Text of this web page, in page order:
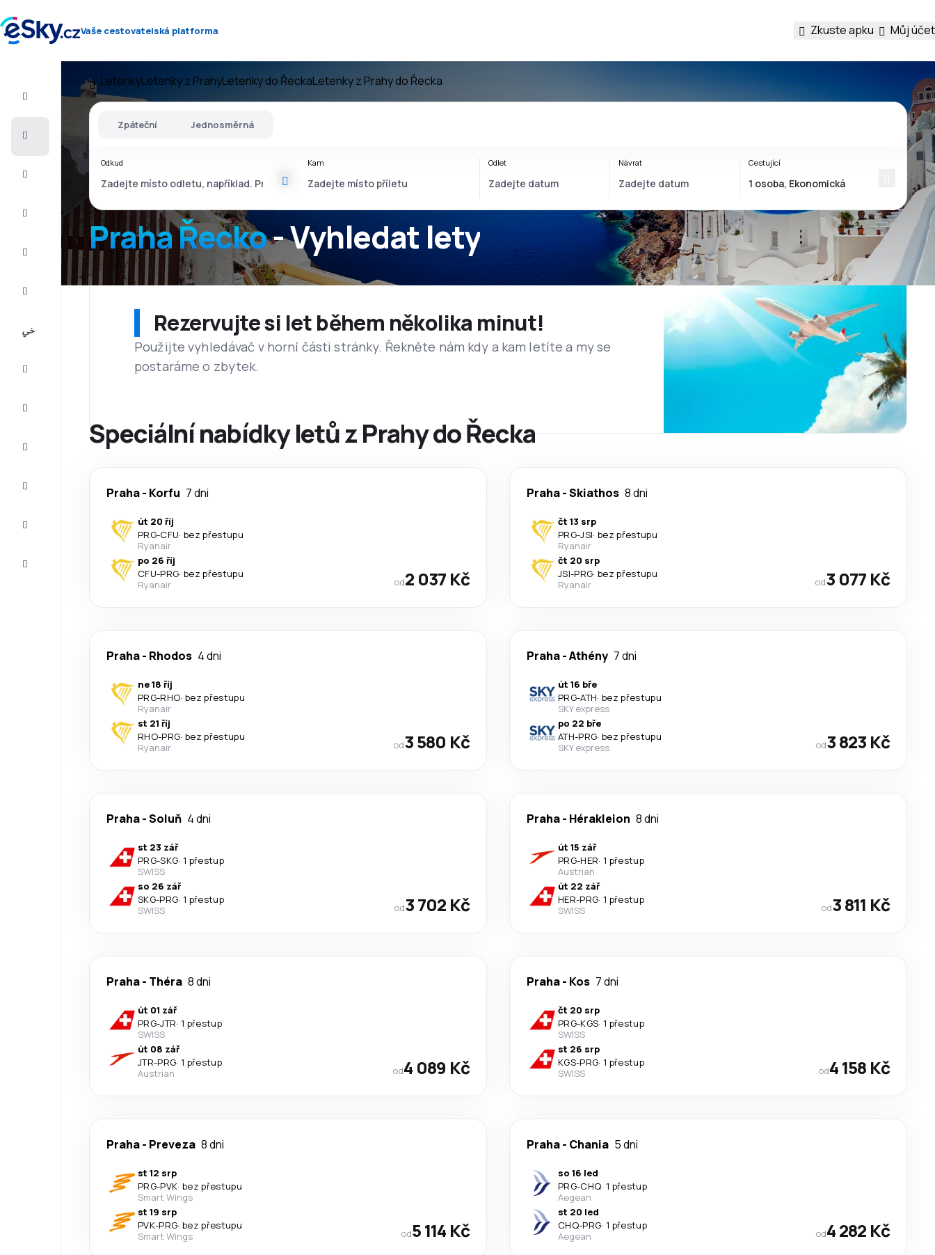
Vaše cestovatelská platforma Zkuste apku Můj účet
Let+Hotel
LetenkyLetenky z PrahyLetenky do ŘeckaLetenky z Prahy do Řecka
Praha Řecko- Vyhledat lety
Zpáteční Jednosměrná
Odkud Kam Odlet Návrat Cestující
Rezervujte si let během několika minut!
Použijte vyhledávač v horní části stránky. Řekněte nám kdy a kam letíte a my se
postaráme o zbytek.
Speciální nabídky letů z Prahy do Řecka
Praha- Korfu 7 dni
út 20 říj
PRG-CFU· bez přestupu
Ryanair
po 26 říj
CFU-PRG· bez přestupu
Ryanair
od2 037 Kč
Praha-Skiathos 8 dni
čt 13 srp
PRG-JSI· bez přestupu
Ryanair
čt 20 srp
JSI-PRG· bez přestupu
Ryanair
od3 077 Kč
Praha- Rhodos 4 dni
ne 18 říj
PRG-RHO· bez přestupu
Ryanair
st 21 říj
RHO-PRG· bez přestupu
Ryanair
od3 580 Kč
Praha-Athény 7 dni
út 16 bře
PRG-ATH· bez přestupu
SKY express
po 22 bře
ATH-PRG· bez přestupu
SKY express
od3 823 Kč
Praha-Soluň 4 dni
st 23 zář
PRG-SKG· 1 přestup
SWISS
so 26 zář
SKG-PRG· 1 přestup
SWISS
od3 702 Kč
Praha- Hérakleion 8 dni
út 15 zář
PRG-HER· 1 přestup
Austrian
út 22 zář
HER-PRG· 1 přestup
SWISS
od3 811 Kč
Praha- Théra 8 dni
út 01 zář
PRG-JTR· 1 přestup
SWISS
út 08 zář
JTR-PRG· 1 přestup
Austrian
od4 089 Kč
Praha- Kos 7 dni
čt 20 srp
PRG-KGS· 1 přestup
SWISS
st 26 srp
KGS-PRG· 1 přestup
SWISS
od4 158 Kč
Praha- Preveza 8 dni
st 12 srp
PRG-PVK· bez přestupu
Smart Wings
st 19 srp
PVK-PRG· bez přestupu
Smart Wings
od5 114 Kč
Praha- Chania 5 dni
so 16 led
PRG-CHQ· 1 přestup
Aegean
st 20 led
CHQ-PRG· 1 přestup
Aegean
od4 282 Kč